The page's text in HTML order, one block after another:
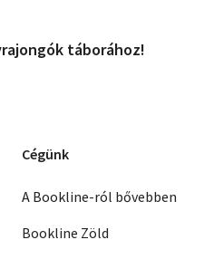
táborához!
Cégünk
A Bookline-ról bővebben
Bookline Zöld